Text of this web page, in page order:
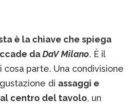
è la chiave che spiega
daDaV Milano. È il
cosa parte. Una condivisione
di assaggi e
centro del tavolo, un